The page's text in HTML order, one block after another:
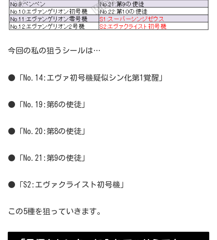
今回の私の狙うシールは…
●「No.14:エヴァ初号機疑似シン化第1覚醒」
●「No.19:第6の使徒」
●「No.20:第8の使徒」
●「No.21:第9の使徒」
●「S2:エヴァクライスト初号機」
この5種を狙っていきます。